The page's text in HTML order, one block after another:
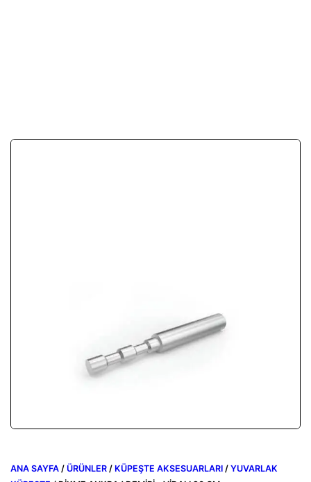
ANA SAYFA / ÜRÜNLER / KÜPEŞTE AKSESUARLARI / YUVARLAK